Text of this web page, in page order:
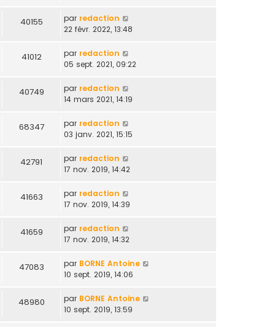
40155 par redaction
22 févr. 2022, 13:48
41012 par redaction
05 sept. 2021, 09:22
40749 par redaction
14 mars 2021, 14:19
68347 par redaction
03 janv. 2021, 15:15
42791 par redaction
17 nov. 2019, 14:42
41663 par redaction
17 nov. 2019, 14:39
41659 par redaction
17 nov. 2019, 14:32
47083 par BORNE Antoine
10 sept. 2019, 14:06
48980 par BORNE Antoine
10 sept. 2019, 13:59